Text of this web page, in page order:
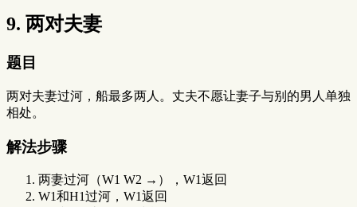
9. 两对夫妻
题目
两对夫妻过河，船最多两人。丈夫不愿让妻子与别的男人单独
相处。
解法步骤
两妻过河（W1 W2 →），W1返回
W1和H1过河，W1返回